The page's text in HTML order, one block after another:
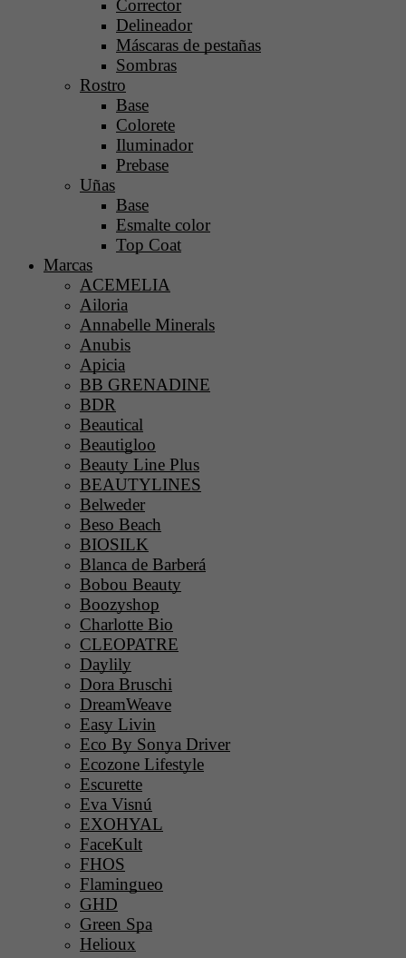
Corrector
Delineador
Máscaras de pestañas
Sombras
Rostro
Base
Colorete
Iluminador
Prebase
Uñas
Base
Esmalte color
Top Coat
Marcas
ACEMELIA
Ailoria
Annabelle Minerals
Anubis
Apicia
BB GRENADINE
BDR
Beautical
Beautigloo
Beauty Line Plus
BEAUTYLINES
Belweder
Beso Beach
BIOSILK
Blanca de Barberá
Bobou Beauty
Boozyshop
Charlotte Bio
CLEOPATRE
Daylily
Dora Bruschi
DreamWeave
Easy Livin
Eco By Sonya Driver
Ecozone Lifestyle
Escurette
Eva Visnú
EXOHYAL
FaceKult
FHOS
Flamingueo
GHD
Green Spa
Helioux